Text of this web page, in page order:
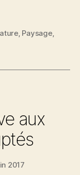
, Paysage,
aux
2017